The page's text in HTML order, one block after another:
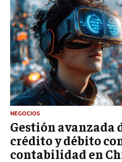
NEGOCIOS
Gestión avanzada
crédito y débito
contabilidad en